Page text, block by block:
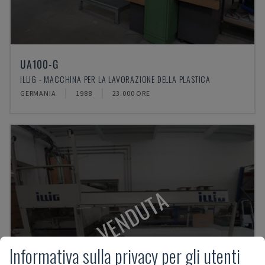
UA100-G
ILLIG - MACCHINA PER LA LAVORAZIONE DELLA PLASTICA
GERMANIA 1988 23.000 ORE
VENDUTA
Informativa sulla privacy per gli utenti